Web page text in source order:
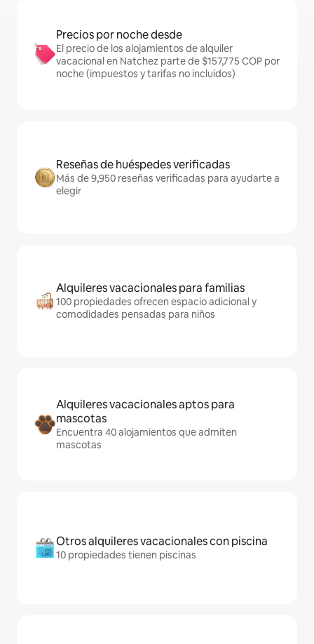
Precios por noche desde
El precio de los alojamientos de alquiler
vacacional en Natchez parte de $157,775 COP por
noche (impuestos y tarifas no incluidos)
Reseñas de huéspedes verificadas
Más de 9,950 reseñas verificadas para ayudarte a
elegir
Alquileres vacacionales para familias
100 propiedades ofrecen espacio adicional y
comodidades pensadas para niños
Alquileres vacacionales aptos para
mascotas
Encuentra 40 alojamientos que admiten
mascotas
Otros alquileres vacacionales con piscina
10 propiedades tienen piscinas